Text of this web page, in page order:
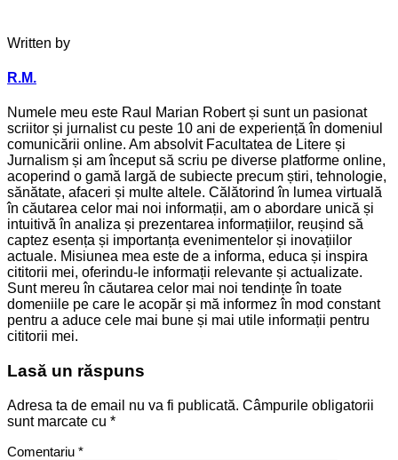
Written by
R.M.
Numele meu este Raul Marian Robert și sunt un pasionat
scriitor și jurnalist cu peste 10 ani de experiență în domeniul
comunicării online. Am absolvit Facultatea de Litere și
Jurnalism și am început să scriu pe diverse platforme online,
acoperind o gamă largă de subiecte precum știri, tehnologie,
sănătate, afaceri și multe altele. Călătorind în lumea virtuală
în căutarea celor mai noi informații, am o abordare unică și
intuitivă în analiza și prezentarea informațiilor, reușind să
captez esența și importanța evenimentelor și inovațiilor
actuale. Misiunea mea este de a informa, educa și inspira
cititorii mei, oferindu-le informații relevante și actualizate.
Sunt mereu în căutarea celor mai noi tendințe în toate
domeniile pe care le acopăr și mă informez în mod constant
pentru a aduce cele mai bune și mai utile informații pentru
cititorii mei.
Lasă un răspuns
Adresa ta de email nu va fi publicată. Câmpurile obligatorii
sunt marcate cu *
Comentariu *